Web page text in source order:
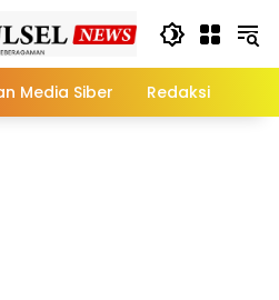
Media Siber Redaksi